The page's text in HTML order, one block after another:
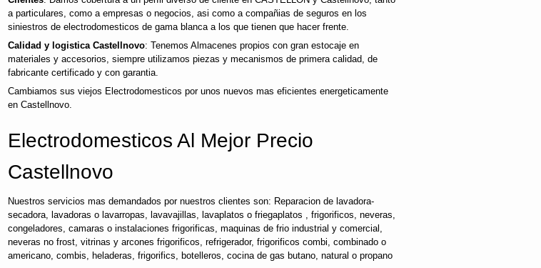
a particulares, como a empresas o negocios, asi como a compañias de seguros en los
siniestros de electrodomesticos de gama blanca a los que tienen que hacer frente.
Calidad y logistica Castellnovo: Tenemos Almacenes propios con gran estocaje en
materiales y accesorios, siempre utilizamos piezas y mecanismos de primera calidad, de
fabricante certificado y con garantia.
Cambiamos sus viejos Electrodomesticos por unos nuevos mas eficientes energeticamente
en Castellnovo.
Electrodomesticos Al Mejor Precio
Castellnovo
Nuestros servicios mas demandados por nuestros clientes son: Reparacion de lavadora-
secadora, lavadoras o lavarropas, lavavajillas, lavaplatos o friegaplatos , frigorificos, neveras,
congeladores, camaras o instalaciones frigorificas, maquinas de frio industrial y comercial,
neveras no frost, vitrinas y arcones frigorificos, refrigerador, frigorificos combi, combinado o
americano, combis, heladeras, frigorifics, botelleros, cocina de gas butano, natural o propano